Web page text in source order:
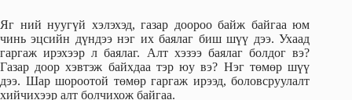
Яг ний нуугүй хэлэхэд, газар доороо байж байгаа юм
чинь эцсийн дүндээ нэг их баялаг биш шүү дээ. Ухаад
гаргаж ирэхээр л баялаг. Алт хэзээ баялаг болдог вэ?
Газар доор хэвтэж байхдаа тэр юу вэ? Нэг төмөр шүү
дээ. Шар шороотой төмөр гаргаж ирээд, боловсруулалт
хийчихээр алт болчихож байгаа.